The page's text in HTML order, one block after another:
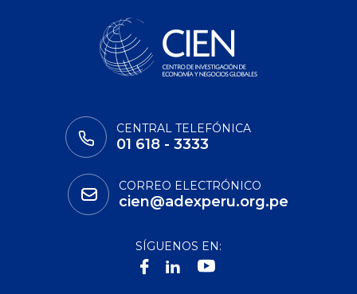
CENTRAL TELEFÓNICA
01 618 - 3333
CORREO ELECTRÓNICO
cien@adexperu.org.pe
SÍGUENOS EN: